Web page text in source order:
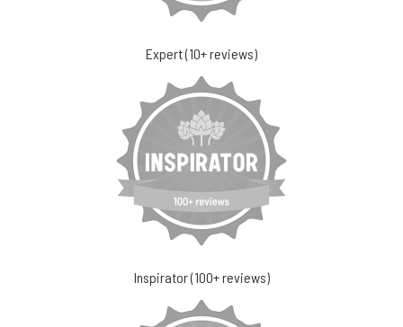
Expert (10+ reviews)
Inspirator (100+ reviews)